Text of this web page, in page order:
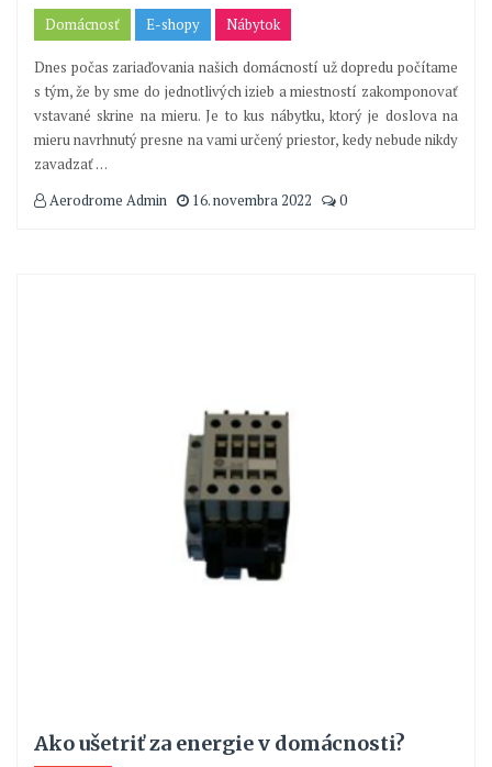
Domácnosť E-shopy Nábytok
Dnes počas zariaďovania našich domácností už dopredu počítame
s tým, že by sme do jednotlivých izieb a miestností zakomponovať
vstavané skrine na mieru. Je to kus nábytku, ktorý je doslova na
mieru navrhnutý presne na vami určený priestor, kedy nebude nikdy
zavadzať…
Aerodrome Admin
16. novembra 2022 0
Ako ušetriť za energie v domácnosti?